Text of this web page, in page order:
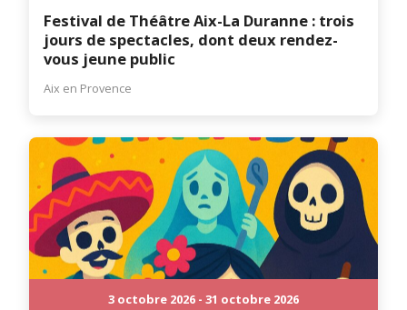
Festival de Théâtre Aix-La Duranne : trois
jours de spectacles, dont deux rendez-
vous jeune public
Aix en Provence
3 octobre 2026 - 31 octobre 2026